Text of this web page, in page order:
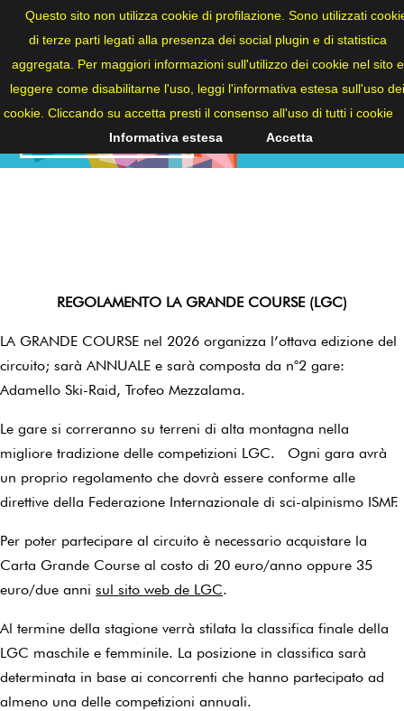
ITA
REGOLAMENTO
REGOLAMENTO LA GRANDE COURSE (LGC)
LA GRANDE COURSE nel 2026 organizza l’ottava edizione del
circuito; sarà ANNUALE e sarà composta da n°2 gare:
Adamello Ski-Raid, Trofeo Mezzalama.
Le gare si correranno su terreni di alta montagna nella
migliore tradizione delle competizioni LGC. Ogni gara avrà
un proprio regolamento che dovrà essere conforme alle
direttive della Federazione Internazionale di sci-alpinismo ISMF.
Per poter partecipare al circuito è necessario acquistare la
Carta Grande Course al costo di 20 euro/anno oppure 35
euro/due anni sul sito web de LGC.
Al termine della stagione verrà stilata la classifica finale della
LGC maschile e femminile. La posizione in classifica sarà
determinata in base ai concorrenti che hanno partecipato ad
almeno una delle competizioni annuali.
Questo sito non utilizza cookie di profilazione. Sono utilizzati
di terze parti legati alla presenza dei social plugin e di statistica
aggregata. Per maggiori informazioni sull'utilizzo dei cookie nel sito e
leggere come disabilitarne l'uso, leggi l'informativa estesa sull'uso dei
cookie. Cliccando su accetta presti il consenso all'uso di tutti i cookie
Informativa estesa
Accetta